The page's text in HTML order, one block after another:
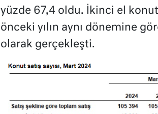
yüzde 67,4 oldu. İkinci el
önceki yılın aynı dönemine
olarak gerçekleşti.